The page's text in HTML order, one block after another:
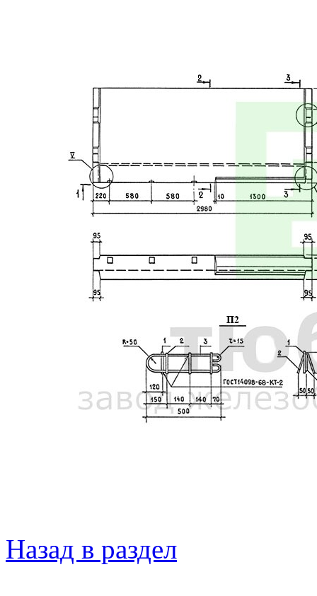
Назад в раздел